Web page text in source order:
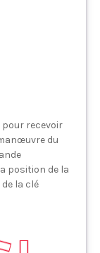
pour recevoir
du
position de la
la clé